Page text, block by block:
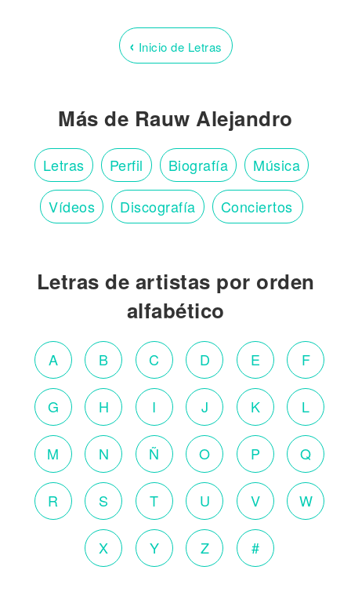
‹ Inicio de Letras
Más de Rauw Alejandro
Letras Perfil Biografía Música
Vídeos Discografía Conciertos
Letras de artistas por orden
alfabético
A B C D E F
G H I J K L
M N Ñ O P Q
R S T U V W
X Y Z #